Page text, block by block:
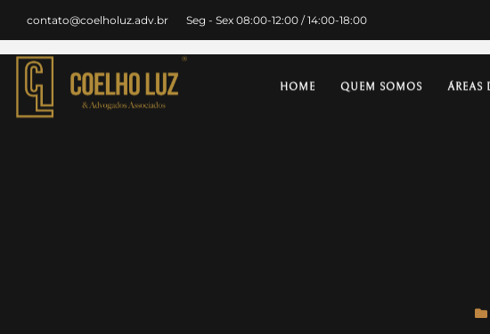
contato@coelholuz.adv.br Seg - Sex 08:00-12:00 / 14:00-18:00
HOME QUEM SOMOS ÁREAS